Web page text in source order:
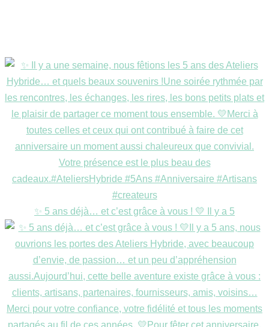
✨ 5 ans déjà… et c’est grâce à vous ! 💛 Il y a 5